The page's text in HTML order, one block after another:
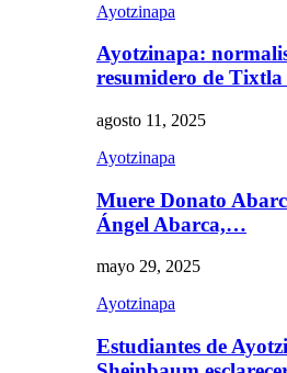
Ayotzinapa
Ayotzinapa:
resumidero de
agosto 11, 2025
Ayotzinapa
Muere Donato
Ángel Abarca,…
mayo 29, 2025
Ayotzinapa
Estudiantes de